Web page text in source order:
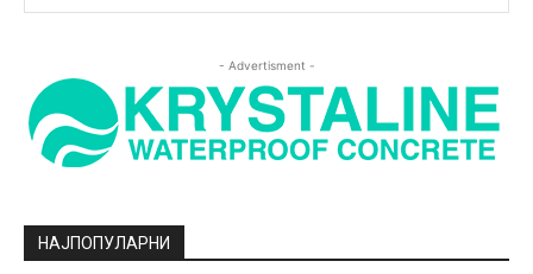
- Advertisment -
НАЈПОПУЛАРНИ